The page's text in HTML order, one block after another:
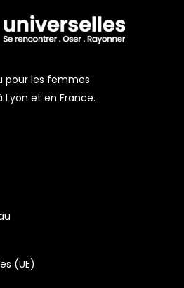
pour les femmes
Lyon et en France.
(UE)